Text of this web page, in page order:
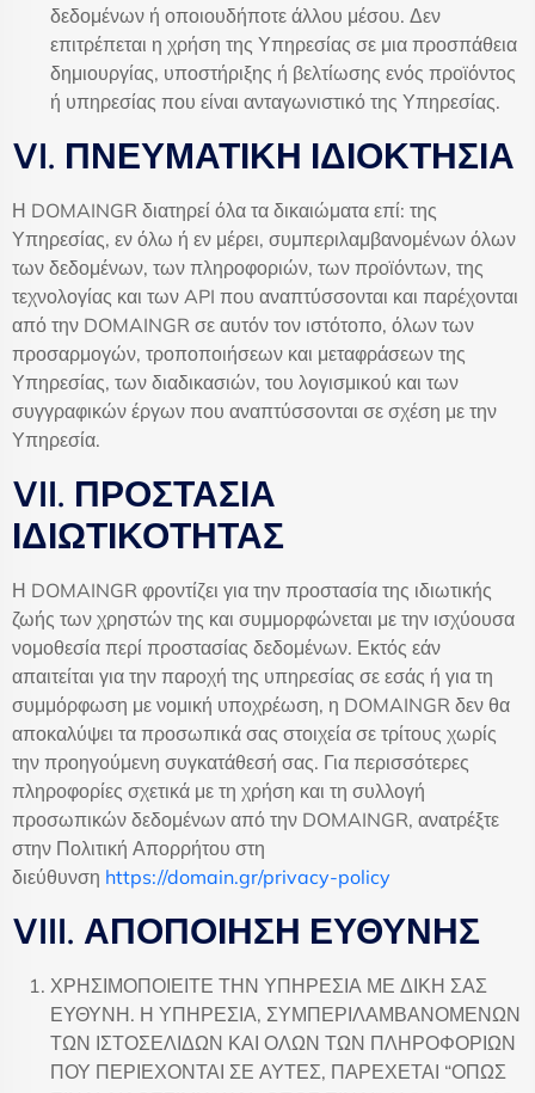
δεδομένων ή οποιουδήποτε άλλου μέσου. Δεν
επιτρέπεται η χρήση της Υπηρεσίας σε μια προσπάθεια
δημιουργίας, υποστήριξης ή βελτίωσης ενός προϊόντος
ή υπηρεσίας που είναι ανταγωνιστικό της Υπηρεσίας.
VI. ΠΝΕΥΜΑΤΙΚΗ ΙΔΙΟΚΤΗΣΙΑ
Η DOMAINGR διατηρεί όλα τα δικαιώματα επί: της
Υπηρεσίας, εν όλω ή εν μέρει, συμπεριλαμβανομένων όλων
των δεδομένων, των πληροφοριών, των προϊόντων, της
τεχνολογίας και των API που αναπτύσσονται και παρέχονται
από την DOMAINGR σε αυτόν τον ιστότοπο, όλων των
προσαρμογών, τροποποιήσεων και μεταφράσεων της
Υπηρεσίας, των διαδικασιών, του λογισμικού και των
συγγραφικών έργων που αναπτύσσονται σε σχέση με την
Υπηρεσία.
VII. ΠΡΟΣΤΑΣΙΑ
ΙΔΙΩΤΙΚΟΤΗΤΑΣ
Η DOMAINGR φροντίζει για την προστασία της ιδιωτικής
ζωής των χρηστών της και συμμορφώνεται με την ισχύουσα
νομοθεσία περί προστασίας δεδομένων. Εκτός εάν
απαιτείται για την παροχή της υπηρεσίας σε εσάς ή για τη
συμμόρφωση με νομική υποχρέωση, η DOMAINGR δεν θα
αποκαλύψει τα προσωπικά σας στοιχεία σε τρίτους χωρίς
την προηγούμενη συγκατάθεσή σας. Για περισσότερες
πληροφορίες σχετικά με τη χρήση και τη συλλογή
προσωπικών δεδομένων από την DOMAINGR, ανατρέξτε
στην Πολιτική Απορρήτου στη
διεύθυνση https://domain.gr/privacy-policy
VIII. ΑΠΟΠΟΙΗΣΗ ΕΥΘΥΝΗΣ
ΧΡΗΣΙΜΟΠΟΙΕΙΤΕ ΤΗΝ ΥΠΗΡΕΣΙΑ ΜΕ ΔΙΚΗ ΣΑΣ
ΕΥΘΥΝΗ. Η ΥΠΗΡΕΣΙΑ, ΣΥΜΠΕΡΙΛΑΜΒΑΝΟΜΕΝΩΝ
ΤΩΝ ΙΣΤΟΣΕΛΙΔΩΝ ΚΑΙ ΟΛΩΝ ΤΩΝ ΠΛΗΡΟΦΟΡΙΩΝ
ΠΟΥ ΠΕΡΙΕΧΟΝΤΑΙ ΣΕ ΑΥΤΕΣ, ΠΑΡΕΧΕΤΑΙ “ΟΠΩΣ